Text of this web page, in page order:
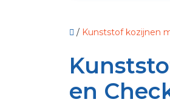
/ Kunststof kozijnen
en